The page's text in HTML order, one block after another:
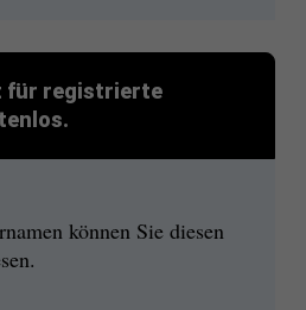
für registrierte
können Sie diesen